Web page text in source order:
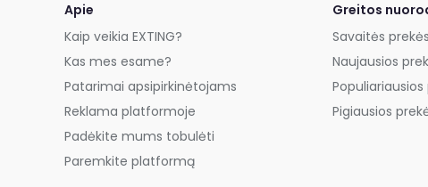
Apie
Kaip veikia EXTING?
Kas mes esame?
Patarimai apsipirkinėtojams
Reklama platformoje
Padėkite mums tobulėti
Paremkite platformą
Greitos
Savaitės prekės
Naujausios
Populiariausios
Pigiausios